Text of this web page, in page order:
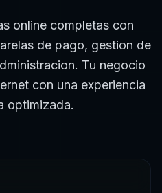
online completas con
de pago, gestion de
Tu negocio
con una experiencia
optimizada.